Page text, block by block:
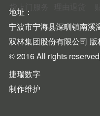
货上门服务
地址：
宁波市宁海县深甽镇南溪
双林集团股份有限公司 版
© 2016 All rights reserved
捷瑞数字
制作维护